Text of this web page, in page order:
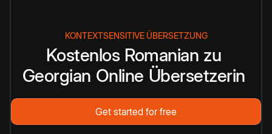
KONTEXTSENSITIVE ÜBERSETZUNG
Kostenlos Romanian zu
Georgian Online Übersetzerin
Get started for free